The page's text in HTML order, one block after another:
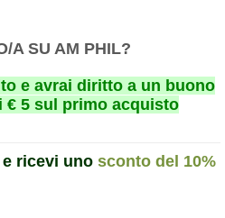
A SU AM PHIL?
e avrai diritto a un buono
5 sul primo acquisto
ricevi uno sconto del 10%